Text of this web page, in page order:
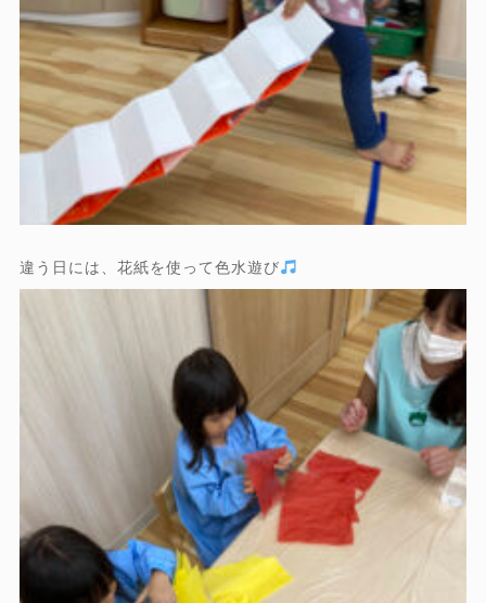
違う日には、花紙を使って色水遊び